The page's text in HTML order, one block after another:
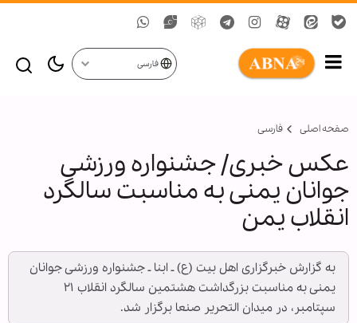
فارسی
صفحه اصلی فارسی
عكس خبری/ جشنواره ورزشی
جوانان یمنی به مناسبت سالگرد
انقلاب یمن
به گزارش خبرگزاری اهل بيت (ع) ـ ابنا ـ جشنواره ورزشی جوانان
یمنی به مناسبت بزرگداشت هشتمین سالگرد انقلاب ۲۱
سپتامبر، در میدان التحریر صنعا برگزار شد.